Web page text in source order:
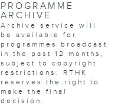
PROGRAMME
ARCHIVE
Archive service will
be available for
programmes broadcast
in the past 12 months,
subject to copyright
restrictions. RTHK
reserves the right to
make the final
decision.